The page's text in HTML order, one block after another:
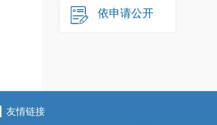
依申请公开
友情链接